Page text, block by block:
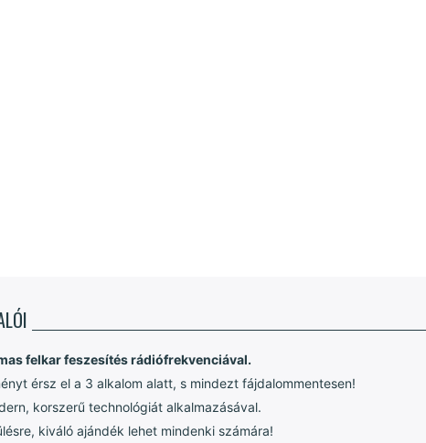
felkar feszesítés rádiófrekvenciával.
érsz el a 3 alkalom alatt, s mindezt fájdalommentesen!
korszerű technológiát alkalmazásával.
kiváló ajándék lehet mindenki számára!